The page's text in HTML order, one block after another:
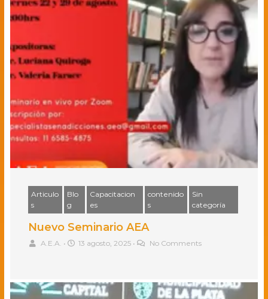
Articulo
s
Blo
g
Capacitacion
es
contenido
s
Sin
categoría
Nuevo Seminario AEA
A.E.A. • 13 agosto, 2025 • No Comments